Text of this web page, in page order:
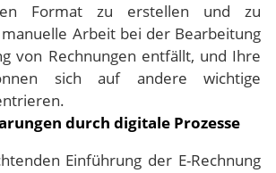
Format zu erstellen und zu
Arbeit bei der Bearbeitung
von Rechnungen entfällt, und Ihre
sich auf andere wichtige
durch digitale Prozesse
Einführung der E-Rechnung